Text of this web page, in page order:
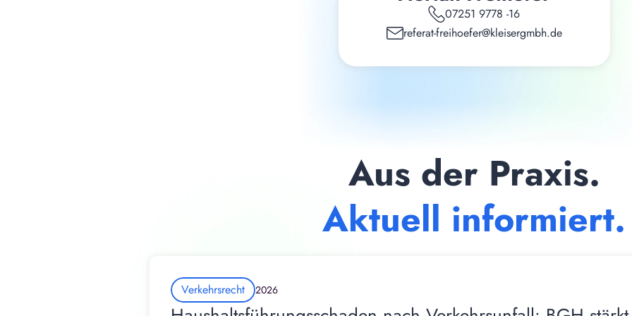
07251 9778 -16
referat-freihoefer@kleisergmbh.de
Aus der Praxis.
Aktuell informiert.
Verkehrsrecht 2026